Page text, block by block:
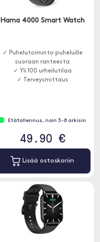
Hama 4000 Smart Watch
✓ Puhelutoiminto puheluille
suoraan ranteesta
✓ Yli 100 urheilutilaa
✓ Terveysmittaus
Etätallennus, noin 3-8 arkisin
49.90 €
Lisää ostoskoriin